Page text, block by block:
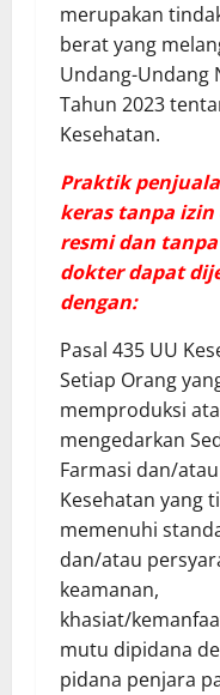
merupakan
berat yang
Undang-Undang
Tahun 2023
Kesehatan.
Praktik
keras tanpa izin
resmi dan tanpa
dokter dapat
dengan:
​Pasal 435 UU
Setiap Orang
memproduksi
mengedarkan
Farmasi dan/
Kesehatan yang
memenuhi
dan/atau
keamanan,
khasiat/
mutu dipidana
pidana penjara